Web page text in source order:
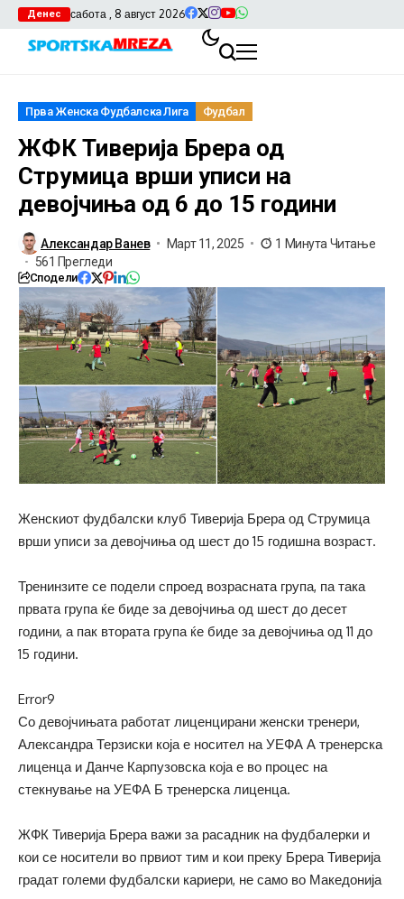
Денес сабота , 8 август 2026
Прва Женска Фудбалска Лига Фудбал
ЖФК Тиверија Брера од
Струмица врши уписи на
девојчиња од 6 до 15 години
Александар Ванев Март 11, 2025
1 Минута Читање
561 Прегледи
Сподели
Женскиот фудбалски клуб Тиверија Брера од Струмица
врши уписи за девојчиња од шест до 15 годишна возраст.
Тренинзите се подели спроед возрасната група, па така
првата група ќе биде за девојчиња од шест до десет
години, а пак втората група ќе биде за девојчиња од 11 до
15 години.
Error9
Со девојчињата работат лиценцирани женски тренери,
Александра Терзиски која е носител на УЕФА А тренерска
лиценца и Данче Карпузовска која е во процес на
стекнување на УЕФА Б тренерска лиценца.
ЖФК Тиверија Брера важи за расадник на фудбалерки и
кои се носители во првиот тим и кои преку Брера Тиверија
градат големи фудбалски кариери, не само во Македонија